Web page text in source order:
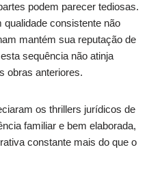
podem parecer tediosas.
consistente não
mantém sua reputação de
sequência não atinja
obras anteriores.
os thrillers jurídicos de
familiar e bem elaborada,
constante mais do que o